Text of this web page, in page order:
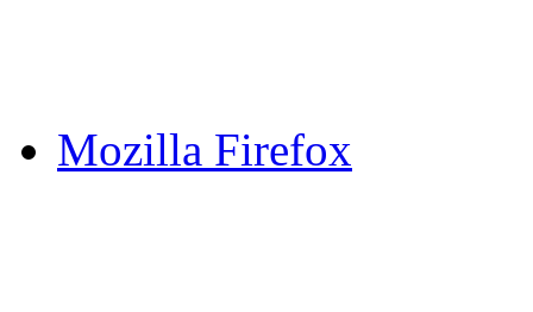
Mozilla Firefox